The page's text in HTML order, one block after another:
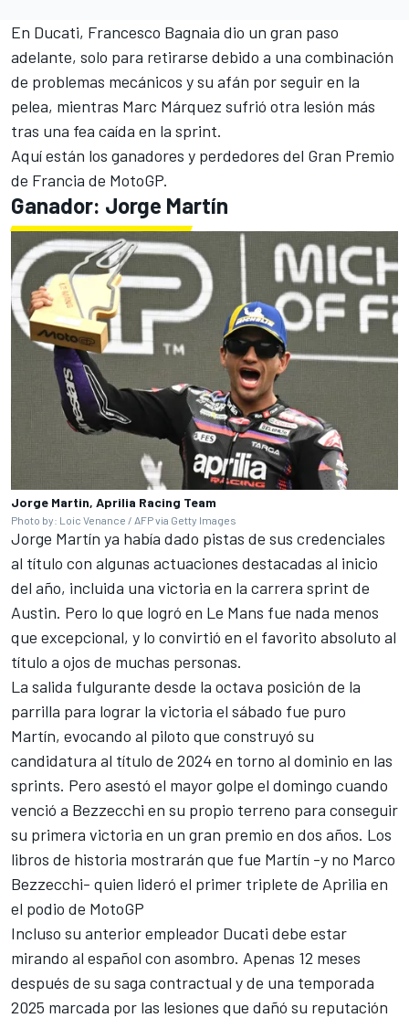
En Ducati, Francesco Bagnaia dio un gran paso
adelante, solo para retirarse debido a una combinación
de problemas mecánicos y su afán por seguir en la
pelea, mientras Marc Márquez sufrió otra lesión más
tras una fea caída en la sprint.
Aquí están los ganadores y perdedores del Gran Premio
de Francia de MotoGP.
Ganador: Jorge Martín
Jorge Martin, Aprilia Racing Team
Photo by: Loic Venance / AFP via Getty Images
Jorge Martín ya había dado pistas de sus credenciales
al título con algunas actuaciones destacadas al inicio
del año, incluida una victoria en la carrera sprint de
Austin. Pero lo que logró en Le Mans fue nada menos
que excepcional, y lo convirtió en el favorito absoluto al
título a ojos de muchas personas.
La salida fulgurante desde la octava posición de la
parrilla para lograr la victoria el sábado fue puro
Martín, evocando al piloto que construyó su
candidatura al título de 2024 en torno al dominio en las
sprints. Pero asestó el mayor golpe el domingo cuando
venció a Bezzecchi en su propio terreno para conseguir
su primera victoria en un gran premio en dos años. Los
libros de historia mostrarán que fue Martín -y no Marco
Bezzecchi- quien lideró el primer triplete de Aprilia en
el podio de MotoGP
Incluso su anterior empleador Ducati debe estar
mirando al español con asombro. Apenas 12 meses
después de su saga contractual y de una temporada
2025 marcada por las lesiones que dañó su reputación